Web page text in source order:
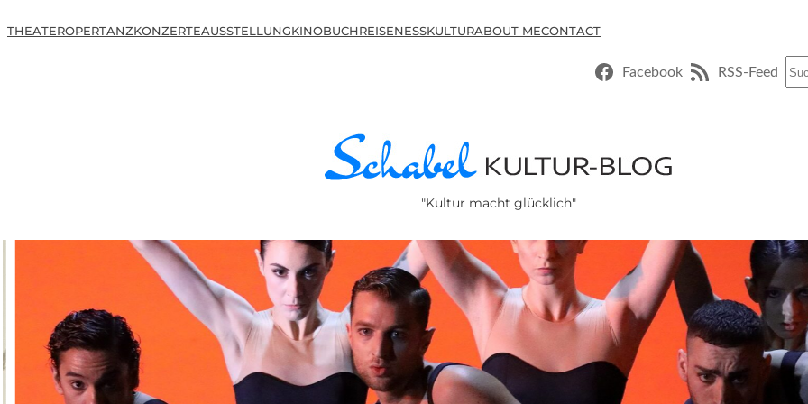
THEATEROPERTANZKONZERTEAUSSTELLUNGKINOBUCHREISENESSKULTURABOUT MECONTACT
Facebook RSS-Feed
"Kultur macht glücklich"